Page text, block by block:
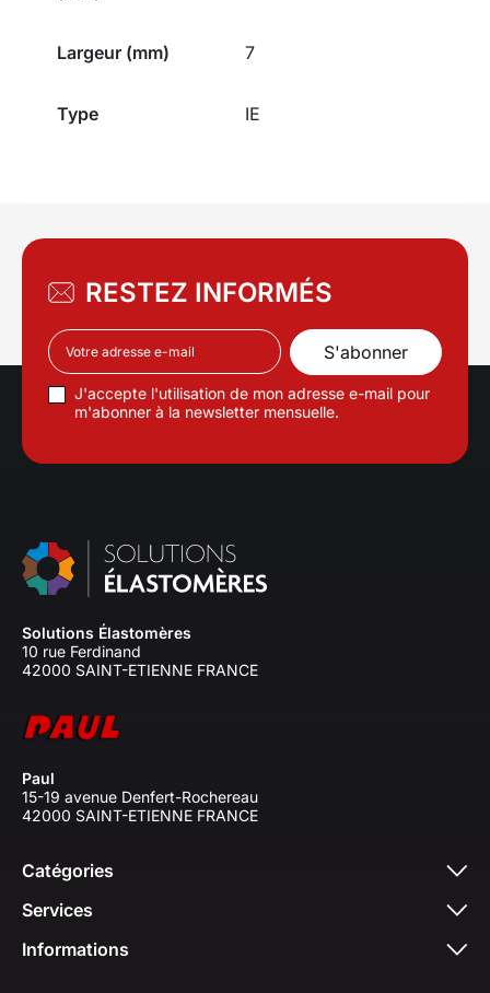
Largeur (mm) 7
Type IE
RESTEZ INFORMÉS
J'accepte l'utilisation de mon adresse e-mail pour
m'abonner à la newsletter mensuelle.
Solutions Élastomères
10 rue Ferdinand
42000 SAINT-ETIENNE FRANCE
Paul
15-19 avenue Denfert-Rochereau
42000 SAINT-ETIENNE FRANCE
Catégories
Services
Informations